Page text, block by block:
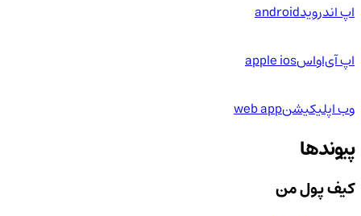
اپ اندرویدandroid
اپ آی‌او‌اسapple ios
وب اپلیکیشنweb app
پیوندها
کیف پول من